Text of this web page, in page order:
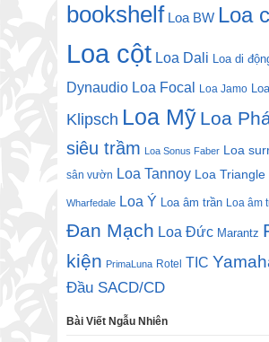
bookshelf Loa BW Loa
Loa cột Loa Dali Loa di
Dynaudio Loa Focal Loa Jamo
Klipsch Loa Mỹ Loa
siêu trầm Loa Sonus Faber Loa
sân vườn Loa Tannoy Loa Triangle
Wharfedale Loa Ý Loa âm trần Loa âm
Đan Mạch Loa Đức Marantz
kiện PrimaLuna Rotel TIC
Đầu SACD/CD
Bài Viết Ngẫu Nhiên